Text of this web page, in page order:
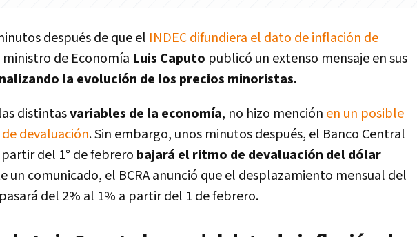
después de que el INDEC difundiera el dato de inflación de
ministro de Economía Luis Caputo publicó un extenso mensaje en sus
la evolución de los precios minoristas.
distintasvariables de la economía, no hizo mención en un posible
devaluación. Sin embargo, unos minutos después, el Banco Central
del 1° de febrero bajará el ritmo de devaluación del dólar
un comunicado, el BCRA anunció que el desplazamiento mensual del
del 2% al 1% a partir del 1 de febrero.